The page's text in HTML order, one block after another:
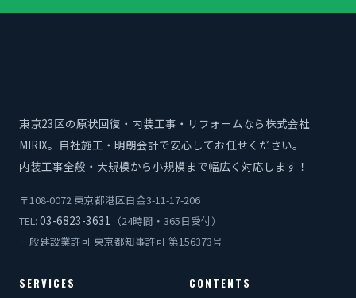
東京23区の原状回復・内装工事・リフォームなら株式会社
MIRIX。自社施工・明朗会計で安心してお任せください。
内装工事全般・大規模から小規模まで幅広く対応します！
〒108-0072 東京都港区白金3-11-17-206
TEL: 03-6823-3631
（24時間・365日受付）
一般建設業許可 東京都知事許可 第156373号
SERVICES CONTENTS